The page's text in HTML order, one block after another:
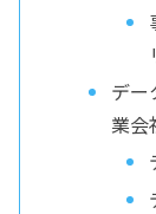
デー
業会